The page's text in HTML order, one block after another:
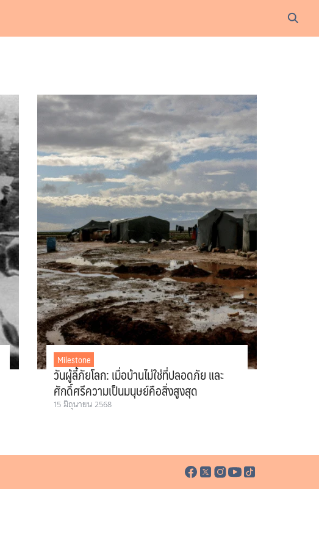
Milestone
วันผู้ลี้ภัยโลก: เมื่อบ้านไม่ใช่ที่ปลอดภัย และ
ศักดิ์ศรีความเป็นมนุษย์คือสิ่งสูงสุด
15 มิถุนายน 2568